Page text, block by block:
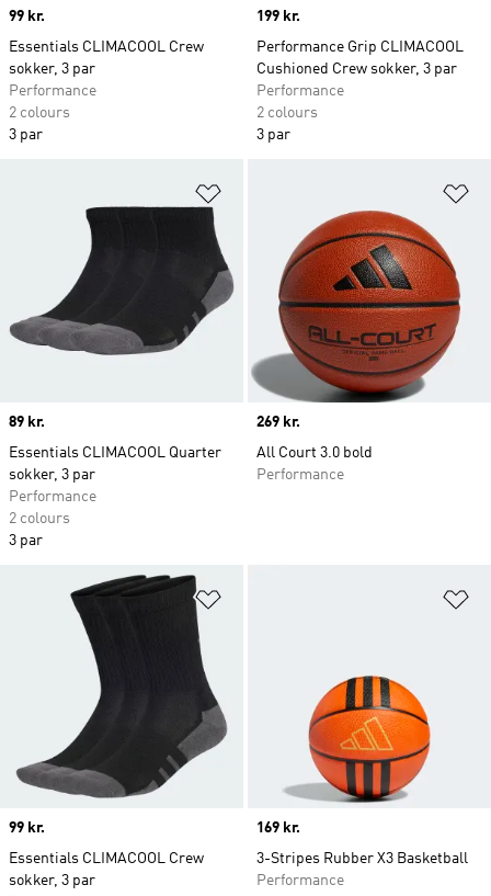
Price
99 kr.
Essentials CLIMACOOL Crew
sokker, 3 par
Performance
2 colours
3 par
Price
199 kr.
Performance Grip CLIMACOOL
Cushioned Crew sokker, 3 par
Performance
2 colours
3 par
Price
89 kr.
Essentials CLIMACOOL Quarter
sokker, 3 par
Performance
2 colours
3 par
Price
269 kr.
All Court 3.0 bold
Performance
Price
99 kr.
Essentials CLIMACOOL Crew
sokker, 3 par
Price
169 kr.
3-Stripes Rubber X3 Basketball
Performance